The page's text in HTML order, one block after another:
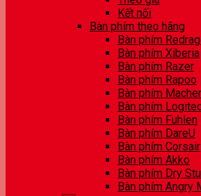
Kết nối
Bàn phím theo hãng
Bàn phím
Bàn phím Xiberia
Bàn phím Razer
Bàn phím Rapoo
Bàn phím
Bàn phím
Bàn phím Fuhlen
Bàn phím DareU
Bàn phím Corsair
Bàn phím Akko
Bàn phím Dry
Bàn phím Angry